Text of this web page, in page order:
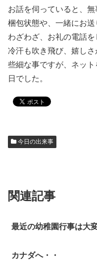
お話を伺っていると、無
梱包状態や、一緒にお送
わざわざ、お礼の電話を
冷汗も吹き飛び、嬉しさ
些細な事ですが、ネッ
日でした。
今日の出来事
関連記事
最近の幼稚園行事は大
カナダへ・・